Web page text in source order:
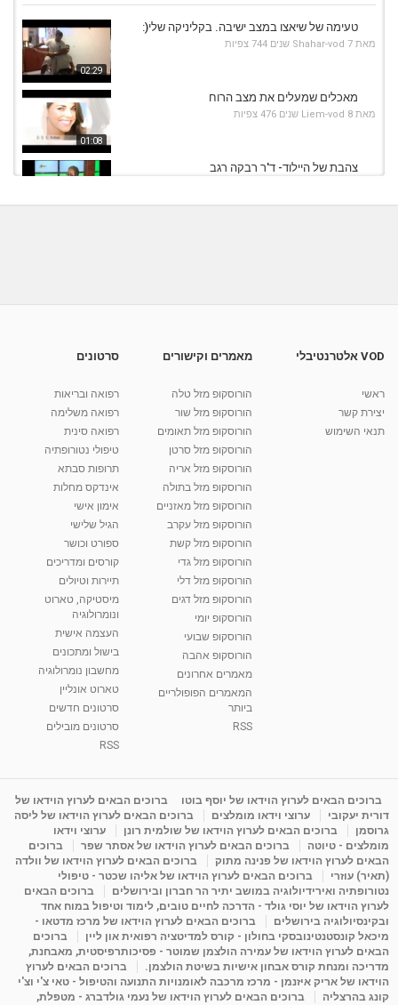
02:29
טעימה של שיאצו במצב ישיבה. בקליניקה שלי(:
מאת Shahar-vod 7 שנים 744 צפיות
01:08
מאכלים שמעלים את מצב הרוח
מאת Liem-vod 8 שנים 476 צפיות
צהבת של היילוד- ד'ר רבקה רגב
מאת
10:17
קרין גורן - העוגה המתגלצ’ת ללא קמח
38.5k צפיות
01:37
יוסי שר - מתמחה בשיטת אלכסנדר וטאי צ'י
2,738 צפיות
01:46
רנה רז-גילו -טיפול אנרגטי ויעוץ רוחני - נומרולוגית
2,315 צפיות
05:37
סודות בתאריך הלידה, משמעות חודש הלידה -
ינואר זינה ליבשיץ נומרולוגית
ליסה גרוסמן - המרכז לאימון התנהגותי - קשב
09:12
מדיטציה בדמיון מודרך - היכרות עם האני הפנימי
מאת admin 11 שנים 3,650 צפיות
פנינה מתוק - מרכז "נתיב הלב" בהרצליה-
מדיטציה-התחדשות
Shahar-vod
VOD אלטרנטיבלי
ראשי
יצירת קשר
תנאי השימוש
מאמרים וקישורים
הורוסקופ מזל טלה
הורוסקופ מזל שור
הורוסקופ מזל תאומים
הורוסקופ מזל סרטן
הורוסקופ מזל אריה
הורוסקופ מזל בתולה
הורוסקופ מזל מאזניים
הורוסקופ מזל עקרב
הורוסקופ מזל קשת
הורוסקופ מזל גדי
הורוסקופ מזל דלי
הורוסקופ מזל דגים
הורוסקופ יומי
הורוסקופ שבועי
הורוסקופ אהבה
מאמרים אחרונים
המאמרים הפופולריים
ביותר
RSS
סרטונים
רפואה ובריאות
רפואה משלימה
רפואה סינית
טיפולי נטורופתיה
תרופות סבתא
אינדקס מחלות
אימון אישי
הגיל שלישי
ספורט וכושר
קורסים ומדריכים
תיירות וטיולים
מיסטיקה, טארוט
ונומרולוגיה
העצמה אישית
בישול ומתכונים
מחשבון נומרולוגיה
טארוט אונליין
סרטונים חדשים
סרטונים מובילים
RSS
ברוכים הבאים לערוץ הוידאו של יוסף בוטו
ברוכים הבאים לערוץ הוידאו של
דורית יעקובי
ערוצי וידאו מומלצים
ברוכים הבאים לערוץ הוידאו של ליסה
גרוסמן
ברוכים הבאים לערוץ הוידאו של שולמית רונן
ערוצי וידאו
מומלצים - טיוטה
ברוכים הבאים לערוץ הוידאו של אסתר שפר
ברוכים
הבאים לערוץ הוידאו של פנינה מתוק
ברוכים הבאים לערוץ הוידאו של וולדה
(תאיר) עוזרי
ברוכים הבאים לערוץ הוידאו של אליהו שכטר - טיפולי
נטורופתיה ואירידיולוגיה במושב יתיר הר חברון ובירושלים
ברוכים הבאים
לערוץ הוידאו של יוסי גולד - הדרכה לחיים טובים, לימוד וטיפול במוח אחד
ובקינסיולוגיה בירושלים
ברוכים הבאים לערוץ הוידאו של מרכז מדטאו -
מיכאל קונסטנטינובסקי בחולון - קורס למדיטציה רפואית און ליין
ברוכים
הבאים לערוץ הוידאו של עמירה הולצמן שמוטר - פסיכותרפיסטית, מאבחנת,
מדריכה ומנחת קורס אבחון אישיות בשיטת הולצמן.
ברוכים הבאים לערוץ
הוידאו של אריק איזנמן - מרכז מרכבה לאומנויות התנועה והטיפול - טאי צ'י וצ'י
קונג בהרצליה
ברוכים הבאים לערוץ הוידאו של נעמי גולדברג - מטפלת,